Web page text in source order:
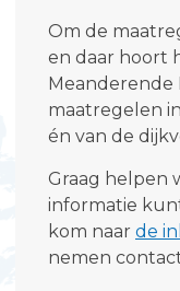
Om de
en daar hoort
Meanderende
maatregelen
én van de
Graag helpen
informatie
kom naar de
nemen